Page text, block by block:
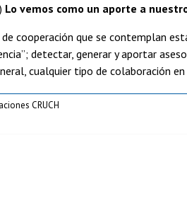
Lo vemos como un aporte a
cooperación que se contemplan
detectar, generar y aportar
cualquier tipo de colaboración
CRUCH